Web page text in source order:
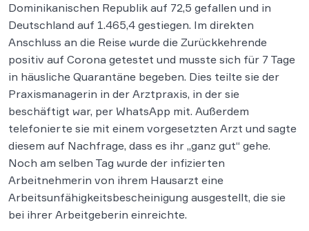
Dominikanischen Republik auf 72,5 gefallen und in
Deutschland auf 1.465,4 gestiegen. Im direkten
Anschluss an die Reise wurde die Zurückkehrende
positiv auf Corona getestet und musste sich für 7 Tage
in häusliche Quarantäne begeben. Dies teilte sie der
Praxismanagerin in der Arztpraxis, in der sie
beschäftigt war, per WhatsApp mit. Außerdem
telefonierte sie mit einem vorgesetzten Arzt und sagte
diesem auf Nachfrage, dass es ihr „ganz gut“ gehe.
Noch am selben Tag wurde der infizierten
Arbeitnehmerin von ihrem Hausarzt eine
Arbeitsunfähigkeitsbescheinigung ausgestellt, die sie
bei ihrer Arbeitgeberin einreichte.